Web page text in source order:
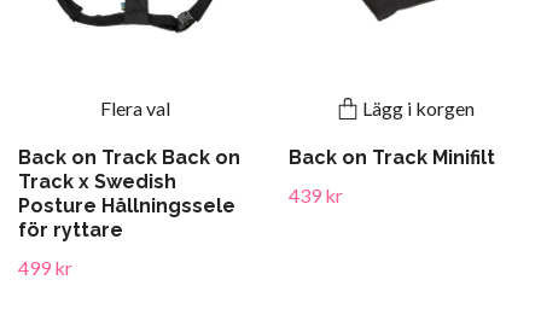
Flera val
Back on Track Back on
Track x Swedish
Posture Hållningssele
för ryttare
499 kr
Lägg i korgen
Back on Track Minifilt
439 kr